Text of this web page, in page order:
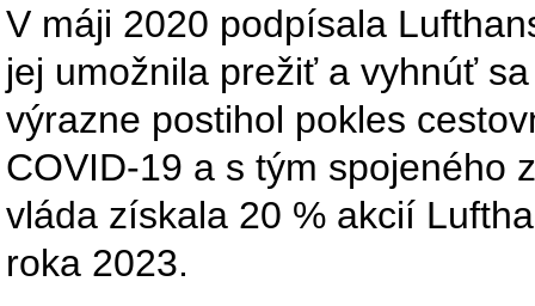
V máji 2020 podpísala
jej umožnila prežiť a vyhnúť
výrazne postihol pokles
COVID-19 a s tým spojeného
vláda získala 20 % akcií
roka 2023.